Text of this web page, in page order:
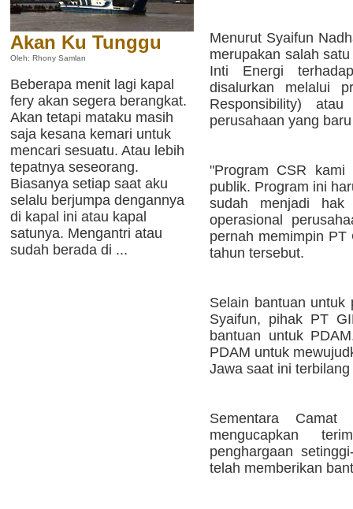
Akan Ku Tunggu
Oleh: Rhony Samlan
Beberapa menit lagi kapal
fery akan segera berangkat.
Akan tetapi mataku masih
saja kesana kemari untuk
mencari sesuatu. Atau lebih
tepatnya seseorang.
Biasanya setiap saat aku
selalu berjumpa dengannya
di kapal ini atau kapal
satunya. Mengantri atau
sudah berada di ...
Menurut Syaifun
merupakan salah
Inti Energi
disalurkan melalui
Responsibility)
perusahaan yang
"Program CSR kami
publik. Program ini
sudah menjadi hak
operasional
pernah memimpin
tahun tersebut.
Selain bantuan untuk
Syaifun, pihak PT
bantuan untuk
PDAM untuk
Jawa saat ini
Sementara
mengucapkan
penghargaan
telah memberikan